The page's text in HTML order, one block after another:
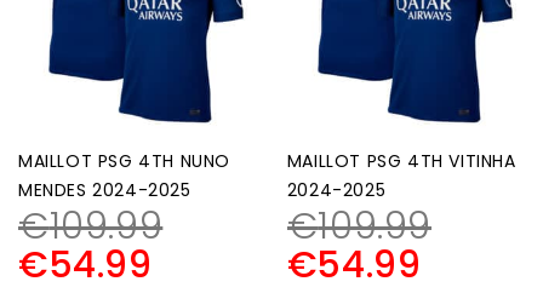
MAILLOT PSG 4TH NUNO
MENDES 2024-2025
€109.99
€54.99
MAILLOT PSG 4TH VITINHA
2024-2025
€109.99
€54.99